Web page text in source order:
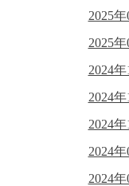
2025年
2025年
2024年
2024年
2024年
2024年
2024年